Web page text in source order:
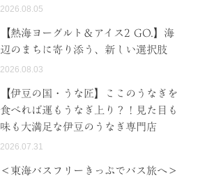
2026.08.05
【熱海ヨーグルト＆アイス2 GO.】海
辺のまちに寄り添う、新しい選択肢
2026.08.03
【伊豆の国・うな匠】ここのうなぎを
食べれば運もうなぎ上り？！見た目も
味も大満足な伊豆のうなぎ専門店
2026.07.31
＜東海バスフリーきっぷでバス旅へ＞